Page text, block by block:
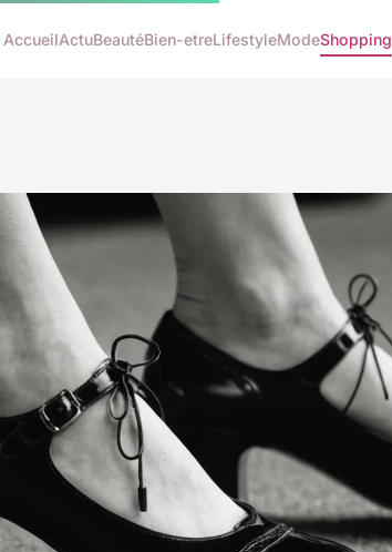
AccueilActuBeautéBien-etreLifestyleModeShopping